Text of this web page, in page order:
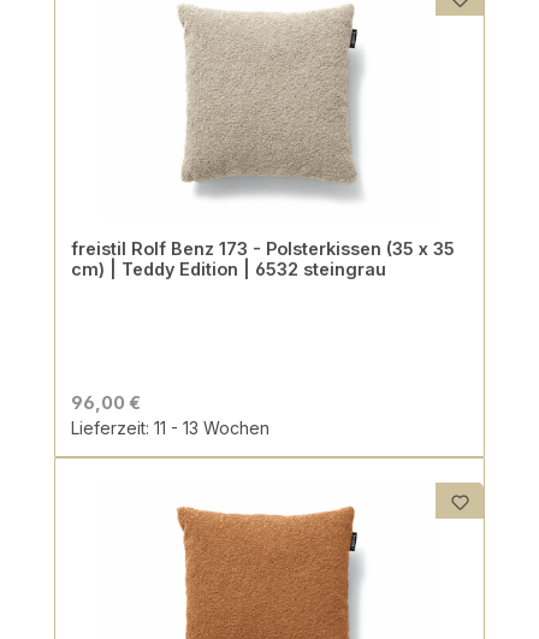
freistil Rolf Benz 173 - Polsterkissen (35 x 35
cm) | Teddy Edition | 6532 steingrau
96,00 €
Lieferzeit: 11 - 13 Wochen